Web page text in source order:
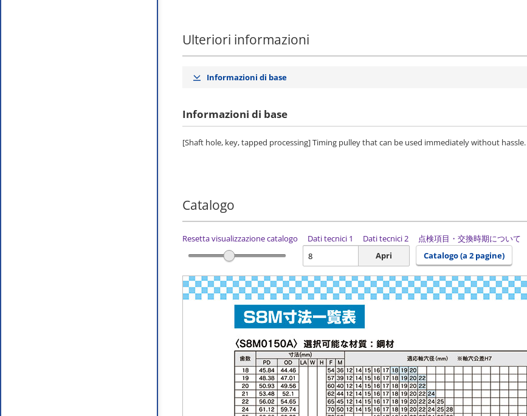
Ulteriori informazioni
Informazioni di base
Informazioni di base
[Shaft hole, key, tapped processing] Timing pulley that can be used immediately without hassle.
Catalogo
Resetta visualizzazione catalogo Dati tecnici 1 Dati tecnici 2
点検項目・交換時期について
Apri
Catalogo (a 2 pagine)